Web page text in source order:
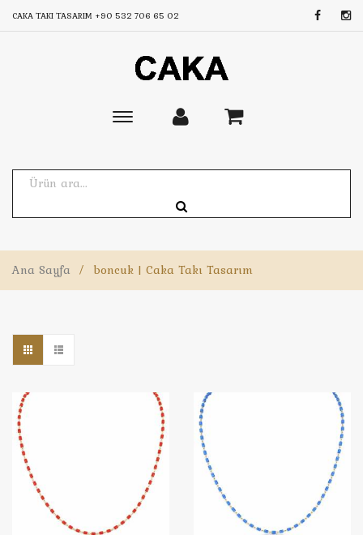
CAKA TAKI TASARIM +90 532 706 65 02
Toggle
Ana Sayfa / boncuk | Caka Takı Tasarım